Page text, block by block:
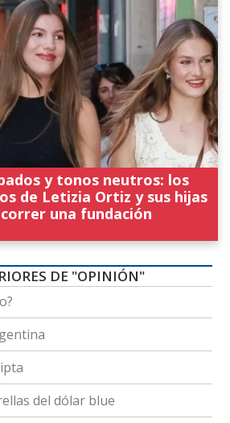
y tonos neutros: los
de Letizia Ortiz y sus hijas
una fundación
DE "OPINIÓN"
del dólar blue